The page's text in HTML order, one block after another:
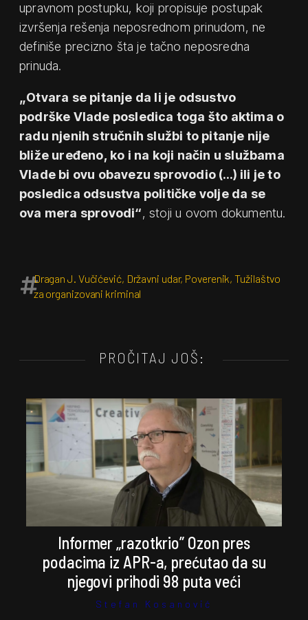
upravnom postupku, koji propisuje postupak
izvršenja rešenja neposrednom prinudom, ne
definiše precizno šta je tačno neposredna
prinuda.
„Otvara se pitanje da li je odsustvo
podrške Vlade posledica toga što aktima o
radu njenih stručnih službi to pitanje nije
bliže uređeno, ko i na koji način u službama
Vlade bi ovu obavezu sprovodio (…) ili je to
posledica odsustva političke volje da se
ova mera sprovodi“, stoji u ovom dokumentu.
Dragan J. Vučićević, Državni udar, Poverenik,Tužilaštvo
za organizovani kriminal
PROČITAJ JOŠ:
Informer „razotkrio” Ozon pres
podacima iz APR-a, prećutao da su
njegovi prihodi 98 puta veći
Stefan Kosanović